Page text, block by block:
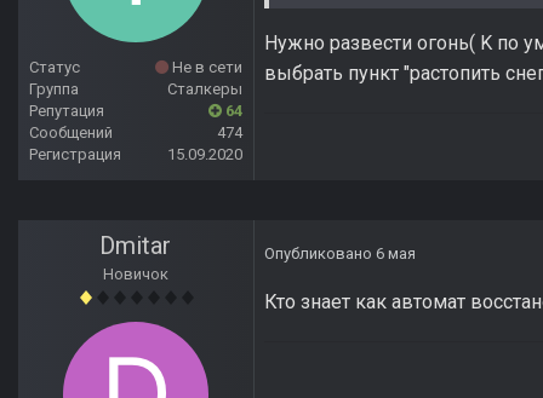
Статус
Не в сети
Группа
Сталкеры
Репутация
64
Сообщений
474
Регистрация
15.09.2020
Нужно развести огонь( K по
выбрать пункт "растопить
Dmitar
Новичок
Опубликовано 6 мая
Кто знает как автомат